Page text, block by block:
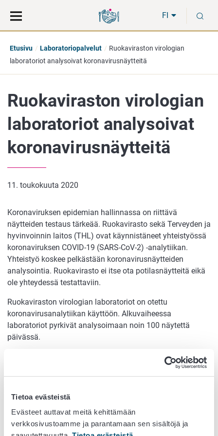
Tietoa evästeistä
Evästeet auttavat meitä kehittämään
verkkosivustoamme ja parantamaan sen sisältöjä ja
suoraan
sisältöön
koko
sivuston
FI
Etusivu Laboratoriopalvelut
Ruokaviraston virologian
laboratoriot analysoivat koronavirusnäytteitä
Ruokaviraston virologian
laboratoriot analysoivat
koronavirusnäytteitä
11. toukokuuta 2020
Koronaviruksen epidemian hallinnassa on riittävä
näytteiden testaus tärkeää. Ruokavirasto sekä Terveyden ja
hyvinvoinnin laitos (THL) ovat käynnistäneet yhteistyössä
koronaviruksen COVID-19 (SARS-CoV-2) -analytiikan.
Yhteistyö koskee pelkästään koronavirusnäytteiden
analysointia. Ruokavirasto ei itse ota potilasnäytteitä eikä
ole yhteydessä testattaviin.
Ruokaviraston virologian laboratoriot on otettu
koronavirusanalytiikan käyttöön. Alkuvaiheessa
laboratoriot pyrkivät analysoimaan noin 100 näytettä
päivässä.
”Virusanalytiikka on normaalia Ruokaviraston virologian
yksikön perustyötä. Nyt olemme tehneet alkuvalmistelut ja
valjastaneet virologian yksikön huipputason laboratoriot
Ruokaviraston virologian laboratoriolla on